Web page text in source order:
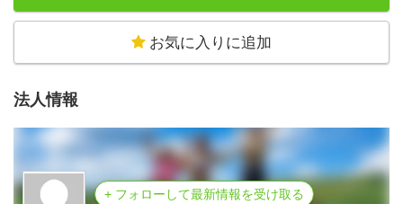
お気に入りに追加
法人情報
+ フォローして最新情報を受け取る